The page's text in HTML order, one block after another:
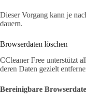
Dieser Vorgang kann je
dauern.
Browserdaten löschen
CCleaner Free unterstützt
deren Daten gezielt
Bereinigbare